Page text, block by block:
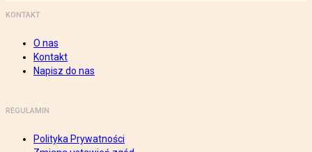
KONTAKT
O nas
Kontakt
Napisz do nas
REGULAMIN
Polityka Prywatności